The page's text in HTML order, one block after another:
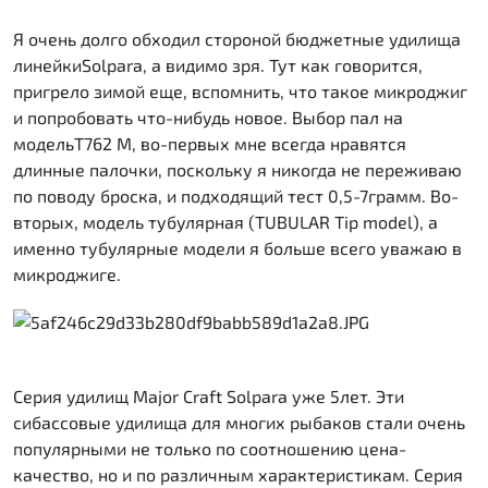
Я очень долго обходил стороной бюджетные удилища
линейкиSolpara, а видимо зря. Тут как говорится,
пригрело зимой еще, вспомнить, что такое микроджиг
и попробовать что-нибудь новое. Выбор пал на
модельT762 M, во-первых мне всегда нравятся
длинные палочки, поскольку я никогда не переживаю
по поводу броска, и подходящий тест 0,5-7грамм. Во-
вторых, модель тубулярная (TUBULAR Tip model), а
именно тубулярные модели я больше всего уважаю в
микроджиге.
Серия удилищ Major Craft Solpara уже 5лет. Эти
сибассовые удилища для многих рыбаков стали очень
популярными не только по соотношению цена-
качество, но и по различным характеристикам. Серия